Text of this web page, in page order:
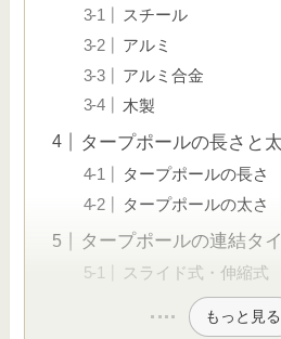
スチール
アルミ
アルミ合金
木製
タープポールの長さと
タープポールの長さ
タープポールの太さ
タープポールの連結タ
スライド式・伸縮式
もっと見る